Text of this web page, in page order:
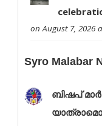
on August 7, 2026
Syro Malabar
ബി​​​​​ഷ​​​​​പ് മാ​​​​​ര്‍